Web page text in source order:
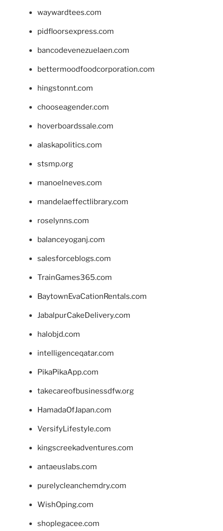
waywardtees.com
pidfloorsexpress.com
bancodevenezuelaen.com
bettermoodfoodcorporation.com
hingstonnt.com
chooseagender.com
hoverboardssale.com
alaskapolitics.com
stsmp.org
manoelneves.com
mandelaeffectlibrary.com
roselynns.com
balanceyoganj.com
salesforceblogs.com
TrainGames365.com
BaytownEvaCationRentals.com
JabalpurCakeDelivery.com
halobjd.com
intelligenceqatar.com
PikaPikaApp.com
takecareofbusinessdfw.org
HamadaOfJapan.com
VersifyLifestyle.com
kingscreekadventures.com
antaeuslabs.com
purelycleanchemdry.com
WishOping.com
shoplegacee.com